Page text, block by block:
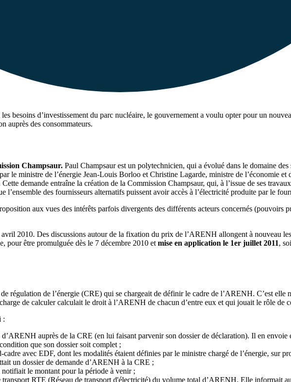
besoins d’investissement du parc nucléaire, le gouvernement a voulu opter pour un
auprès des consommateurs.
Champsaur. Paul Champsaur est un polytechnicien, qui a évolué dans le domaine
le ministre de l’énergie Jean-Louis Borloo et Christine Lagarde, ministre de l’économie
demande entraîne la création de la Commission Champsaur, qui, à l’issue de ses
des fournisseurs alternatifs puissent avoir accès à l’électricité produite par le
aux vues des intérêts parfois divergents des différents acteurs concernés (pouvoirs
2010. Des discussions autour de la fixation du prix de l’ARENH allongent à nouveau
pour être promulguée dès le 7 décembre 2010 et mise en application le 1er juillet 2011,
régulation de l’énergie (CRE) qui se chargeait de définir le cadre de l’ARENH. C’est elle
de calculercalculait le droit à l’ARENH de chacun d’entre eux et qui jouait le rôle de
:
d’ARENH auprès de la CRE (en lui faisant parvenir son dossier de déclaration). Il en envoie
que son dossier soit complet ;
cadre avec EDF, dont les modalités étaient définies par le ministre chargé de l’énergie, sur
un dossier de demande d’ARENH à la CRE ;
notifiait le montant pour la période à venir ;
transport RTE (Réseau de transport d'électricité) du volume total d’ARENH. Elle informait